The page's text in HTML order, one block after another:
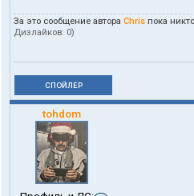
За это сообщение автора Chris пока
Дизлайков: 0)
СПОЙЛЕР
tohdom